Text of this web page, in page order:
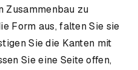
Zusammenbau zu
Form aus, falten Sie sie
Sie die Kanten mit
Sie eine Seite offen,